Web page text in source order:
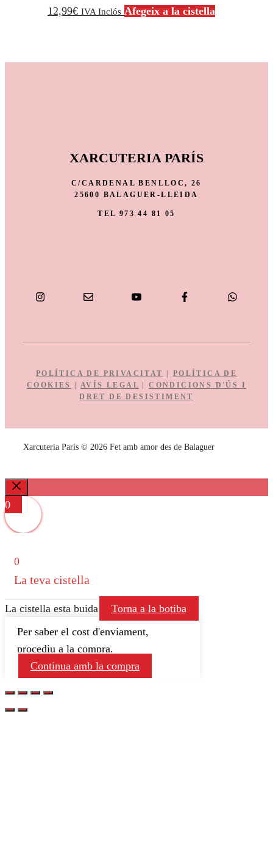
12,99€ IVA Inclós Afegeix a la cistella
XARCUTERIA PARÍS
C/CARDENAL BENLLOC, 26
25600 BALAGUER-LLEIDA
TEL 973 44 81 05
POLÍTICA DE PRIVACITAT | POLÍTICA DE
COOKIES
| AVÍS LEGAL |
CONDICIONS D'ÚS I
DRET DE DESISTIMENT
Xarcuteria París © 2026 Fet amb amor des de Balaguer
Close
0
0
La teva cistella
La cistella esta buida
Torna a la botiba
Per saber el cost d'enviament,
procediu a la compra.
Continua amb la compra